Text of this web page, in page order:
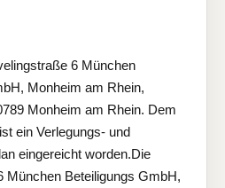
6 München
Monheim am Rhein,
Monheim am Rhein. Dem
ein Verlegungs- und
eingereicht worden.Die
München Beteiligungs GmbH,